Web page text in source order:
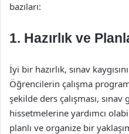
bazıları:
1. Hazırlık ve
İyi bir hazırlık, sınav
Öğrencilerin çalışma
şekilde ders çalışması,
hissetmelerine yardımcı
planlı ve organize bir